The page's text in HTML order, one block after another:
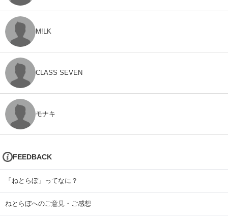
M!LK
CLASS SEVEN
モナキ
FEEDBACK
「ねとらぼ」ってなに？
ねとらぼへのご意見・ご感想